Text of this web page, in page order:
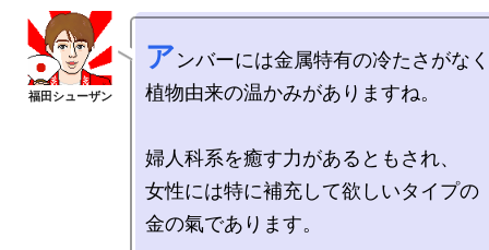
アンバーには金属特有の冷たさがな
植物由来の温かみがありますね。
婦人科系を癒す力があるともされ、
女性には特に補充して欲しいタイプの